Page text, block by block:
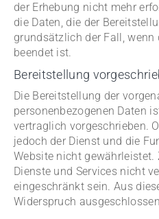
der Erhebung nicht mehr
die Daten, die der
grundsätzlich der Fall, wenn
beendet ist.
Bereitstellung
Die Bereitstellung der
personenbezogenen Daten
vertraglich vorgeschrieben.
jedoch der Dienst und die
Website nicht gewährleistet.
Dienste und Services nicht
eingeschränkt sein. Aus
Widerspruch